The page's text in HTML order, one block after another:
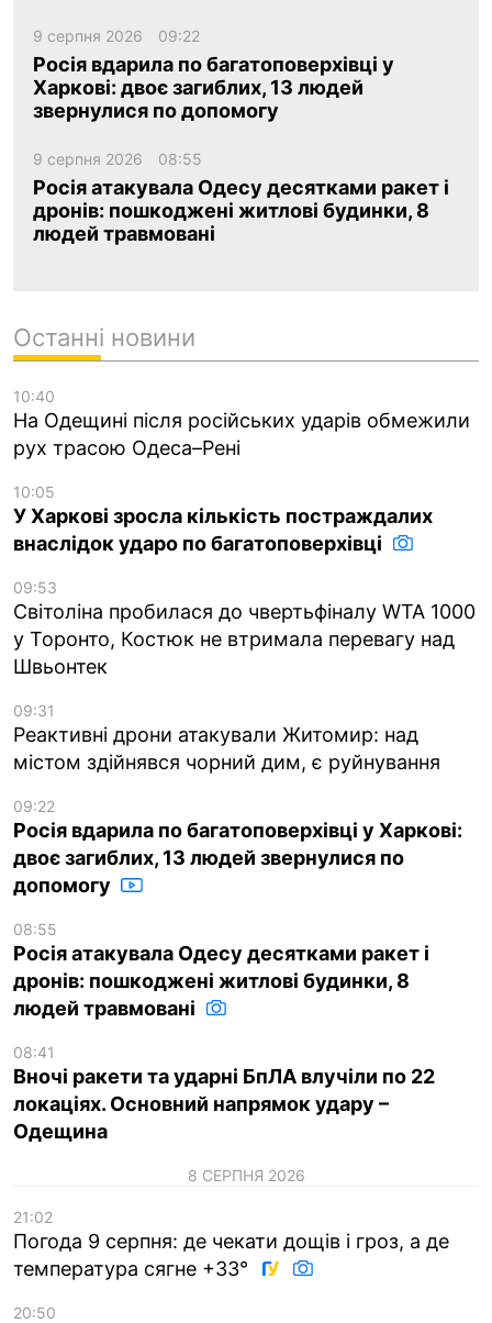
9 серпня 2026 09:22
Росія вдарила по багатоповерхівці у
Харкові: двоє загиблих, 13 людей
звернулися по допомогу
9 серпня 2026 08:55
Росія атакувала Одесу десятками ракет і
дронів: пошкоджені житлові будинки, 8
людей травмовані
Останні новини
10:40
На Одещині після російських ударів обмежили
рух трасою Одеса–Рені
10:05
У Харкові зросла кількість постраждалих
внаслідок ударо по багатоповерхівці
09:53
Світоліна пробилася до чвертьфіналу WTA 1000
у Торонто, Костюк не втримала перевагу над
Швьонтек
09:31
Реактивні дрони атакували Житомир: над
містом здійнявся чорний дим, є руйнування
09:22
Росія вдарила по багатоповерхівці у Харкові:
двоє загиблих, 13 людей звернулися по
допомогу
08:55
Росія атакувала Одесу десятками ракет і
дронів: пошкоджені житлові будинки, 8
людей травмовані
08:41
Вночі ракети та ударні БпЛА влучіли по 22
локаціях. Основний напрямок удару –
Одещина
8 СЕРПНЯ 2026
21:02
Погода 9 серпня: де чекати дощів і гроз, а де
температура сягне +33°
20:50